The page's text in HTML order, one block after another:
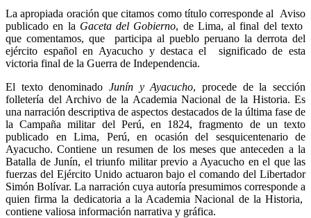
La apropiada oración que citamos como título corresponde al Aviso
publicado en la Gaceta del Gobierno, de Lima, al final del texto
que comentamos, que participa al pueblo peruano la derrota del
ejército español en Ayacucho y destaca el significado de esta
victoria final de la Guerra de Independencia.
El texto denominado Junín y Ayacucho, procede de la sección
folletería del Archivo de la Academia Nacional de la Historia. Es
una narración descriptiva de aspectos destacados de la última fase de
la Campaña militar del Perú, en 1824, fragmento de un texto
publicado en Lima, Perú, en ocasión del sesquicentenario de
Ayacucho. Contiene un resumen de los meses que anteceden a la
Batalla de Junín, el triunfo militar previo a Ayacucho en el que las
fuerzas del Ejército Unido actuaron bajo el comando del Libertador
Simón Bolívar. La narración cuya autoría presumimos corresponde a
quien firma la dedicatoria a la Academia Nacional de la Historia,
contiene valiosa información narrativa y gráfica.